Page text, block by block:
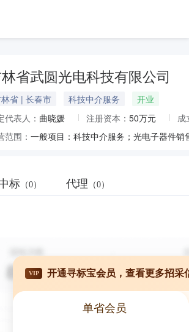
省武圆光电科技有限公司
省 | 长春市 科技中介服务
开业
代表人： 曲晓媛 注册资本： 50万元
成
范围：
标 （0） 代理 （0）
VIP 开通寻标宝会员，查看更多招采
单省会员